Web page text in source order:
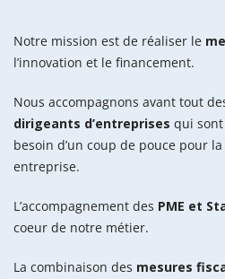
Notre mission est de réaliser le
l’innovation et le financement.
Nous accompagnons avant tout
dirigeants d’entreprises qui
besoin d’un coup de pouce pour la
entreprise.
L’accompagnement des PME et
coeur de notre métier.
La combinaison des mesures